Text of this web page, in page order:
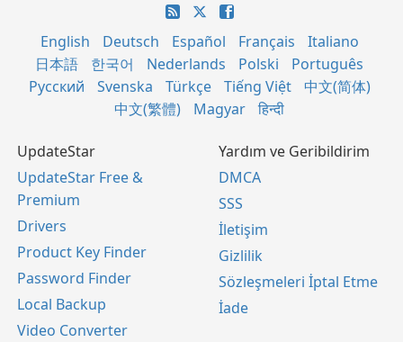
English Deutsch Español Français
Italiano
日本語
한국어 Nederlands Polski
Português
Русский
Svenska Türkçe Tiếng Việt
中文(简体)
中文(繁體)
Magyar हिन्दी
UpdateStar
UpdateStar Free &
Premium
Drivers
Product Key Finder
Password Finder
Local Backup
Video Converter
Yardım ve Geribildirim
DMCA
SSS
İletişim
Gizlilik
Sözleşmeleri İptal Etme
İade